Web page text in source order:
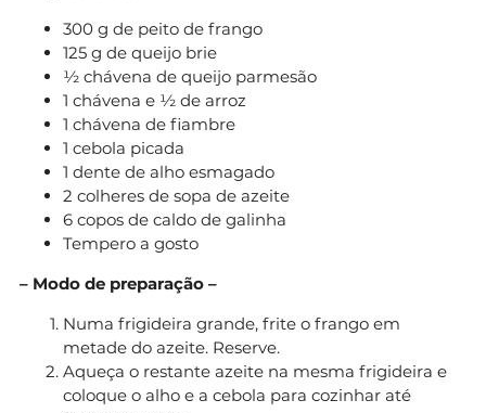
300 g de peito de frango
125 g de queijo brie
½ chávena de queijo parmesão
1 chávena e ½ de arroz
1 chávena de fiambre
1 cebola picada
1 dente de alho esmagado
2 colheres de sopa de azeite
6 copos de caldo de galinha
Tempero a gosto
– Modo de preparação –
Numa frigideira grande, frite o frango em
metade do azeite. Reserve.
Aqueça o restante azeite na mesma frigideira e
coloque o alho e a cebola para cozinhar até